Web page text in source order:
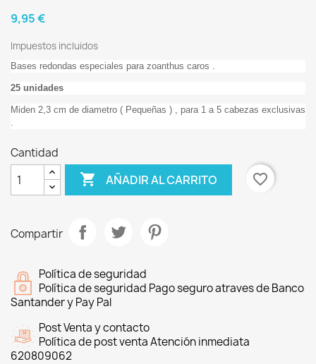
9,95 €
Impuestos incluidos
Bases redondas especiales para zoanthus caros .
25 unidades
Miden 2,3 cm de diametro ( Pequeñas ) , para 1 a 5 cabezas exclusivas
.
Cantidad
 AÑADIR AL CARRITO favorite_border
Compartir
Política de seguridad
Política de seguridad Pago seguro atraves de Banco
Santander y Pay Pal
Post Venta y contacto
Política de post venta Atención inmediata
620809062